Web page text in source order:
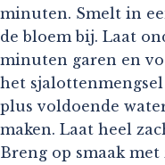
minuten. Smelt in
de bloem bij. Laat
minuten garen en
het
plus voldoende
maken. Laat heel
Breng op smaak